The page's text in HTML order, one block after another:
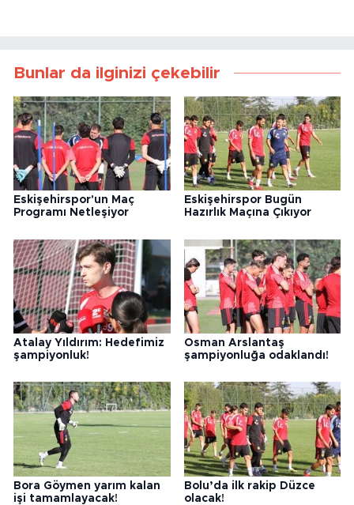
Bunlar da ilginizi çekebilir
Eskişehirspor'un Maç
Programı Netleşiyor
Eskişehirspor Bugün
Hazırlık Maçına Çıkıyor
Atalay Yıldırım: Hedefimiz
şampiyonluk!
Osman Arslantaş
şampiyonluğa odaklandı!
Bora Göymen yarım kalan
işi tamamlayacak!
Bolu’da ilk rakip Düzce
olacak!